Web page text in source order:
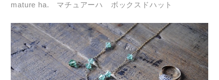
mature ha. マチュアーハ ボックスドハット